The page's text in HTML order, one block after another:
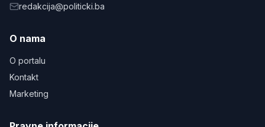
redakcija@politicki.ba
O nama
O portalu
Kontakt
Marketing